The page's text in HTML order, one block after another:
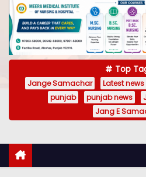
Top
Jange Samachar Latest
punjab
punjab news
Jang E